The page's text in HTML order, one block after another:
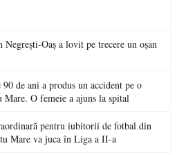
Oaș a lovit pe trecere un oșan
de ani a produs un accident pe o
Mare. O femeie a ajuns la spital
pentru iubitorii de fotbal din
Mare va juca în Liga a II-a